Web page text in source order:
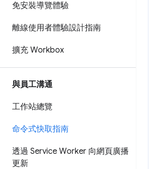
免安裝導覽體驗
離線使用者體驗設計指南
擴充 Workbox
與員工溝通
工作站總覽
命令式快取指南
透過 Service Worker 向網頁廣播
更新